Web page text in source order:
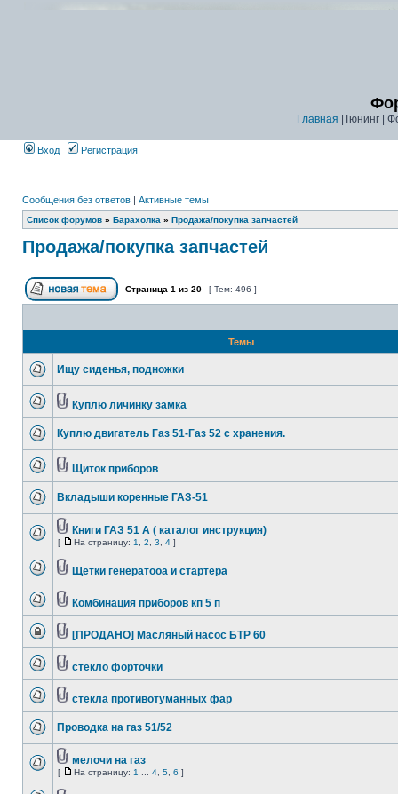
Главная |Тюнинг |
Вход Регистрация
Сообщения без ответов | Активные темы
Список форумов » Барахолка » Продажа/покупка запчастей
Продажа/покупка запчастей
Страница 1 из 20 [ Тем: 496 ]
Темы
Ищу сиденья, подножки
Куплю личинку замка
Куплю двигатель Газ 51-Газ 52 с хранения.
Щиток приборов
Вкладыши коренные ГАЗ-51
Книги ГАЗ 51 А ( каталог инструкция)
[ На страницу: 1 2 3 4 ]
Щетки генератооа и стартера
Комбинация приборов кп 5 п
[ПРОДАНО] Масляный насос БТР 60
стекло форточки
стекла противотуманных фар
Проводка на газ 51/52
мелочи на газ
[ На страницу: 1 4 5 6 ]